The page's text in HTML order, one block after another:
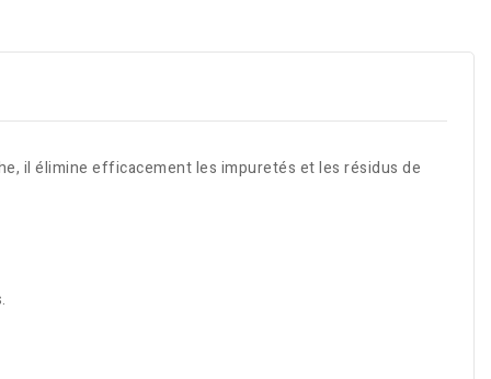
il élimine efficacement les impuretés et les résidus de